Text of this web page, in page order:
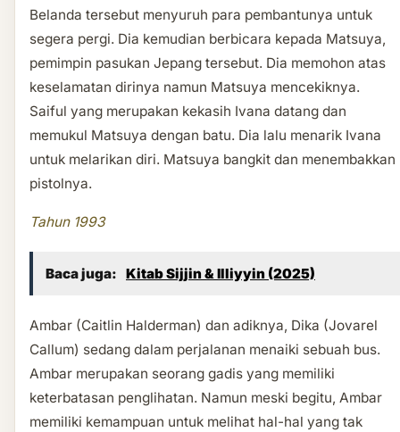
Belanda tersebut menyuruh para pembantunya untuk
segera pergi. Dia kemudian berbicara kepada Matsuya,
pemimpin pasukan Jepang tersebut. Dia memohon atas
keselamatan dirinya namun Matsuya mencekiknya.
Saiful yang merupakan kekasih Ivana datang dan
memukul Matsuya dengan batu. Dia lalu menarik Ivana
untuk melarikan diri. Matsuya bangkit dan menembakkan
pistolnya.
Tahun 1993
Baca juga: Kitab Sijjin & Illiyyin (2025)
Ambar (Caitlin Halderman) dan adiknya, Dika (Jovarel
Callum) sedang dalam perjalanan menaiki sebuah bus.
Ambar merupakan seorang gadis yang memiliki
keterbatasan penglihatan. Namun meski begitu, Ambar
memiliki kemampuan untuk melihat hal-hal yang tak